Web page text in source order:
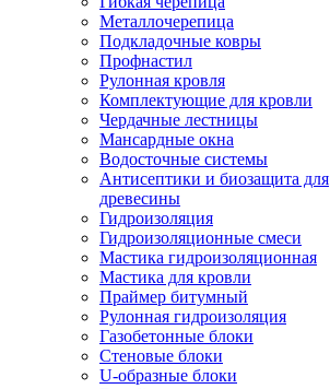
Металлочерепица
Подкладочные ковры
Профнастил
Рулонная кровля
Комплектующие для кровли
Чердачные лестницы
Мансардные окна
Водосточные системы
Антисептики и биозащита для
древесины
Гидроизоляция
Гидроизоляционные смеси
Мастика гидроизоляционная
Мастика для кровли
Праймер битумный
Рулонная гидроизоляция
Газобетонные блоки
Стеновые блоки
U-образные блоки